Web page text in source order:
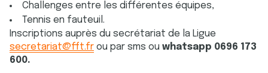
Challenges entre les différentes équipes,
Tennis en fauteuil.
Inscriptions auprès du secrétariat de la Ligue
secretariat@fft.fr ou par sms ou whatsapp 0696 173
600.